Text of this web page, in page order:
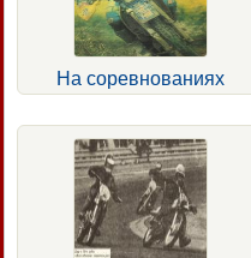
На соревнованиях